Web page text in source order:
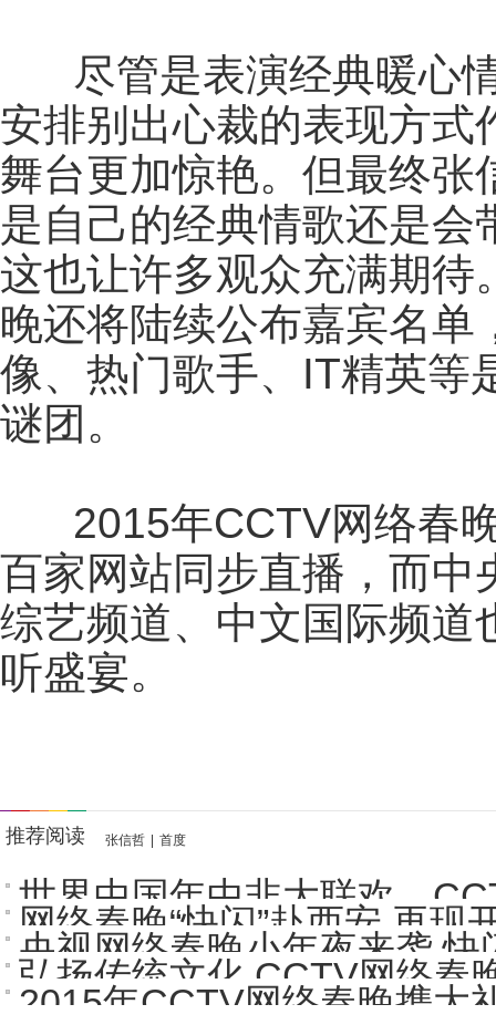
尽管是表演经典暖心
安排别出心裁的表现方式
舞台更加惊艳。但最终张
是自己的经典情歌还是
这也让许多观众充满期
晚还将陆续公布嘉宾名
像、热门歌手、IT精英等
谜团。
2015年CCTV网络春晚
百家网站同步直播，而中
综艺频道、中文国际频道
听盛宴。
推荐阅读 张信哲 | 首度
世界中国年中非大联欢
网络春晚“快闪”赴西安 再现
央视网络春晚小年夜来袭 快
弘扬传统文化 CCTV网络春
2015年CCTV网络春晚携大